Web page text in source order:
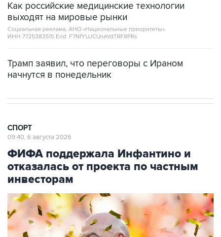
Как российские медицинские технологии
выходят на мировые рынки
Социальная реклама, АНО «Национальные приоритеты».
ИНН 7725383515 Erid: F7NfYUJCUneVdTRF8PRs
Трамп заявил, что переговоры с Ираном
начнутся в понедельник
СПОРТ
09:40, 6 августа 2026
ФИФА поддержала Инфантино и
отказалась от проекта по частным
инвесторам